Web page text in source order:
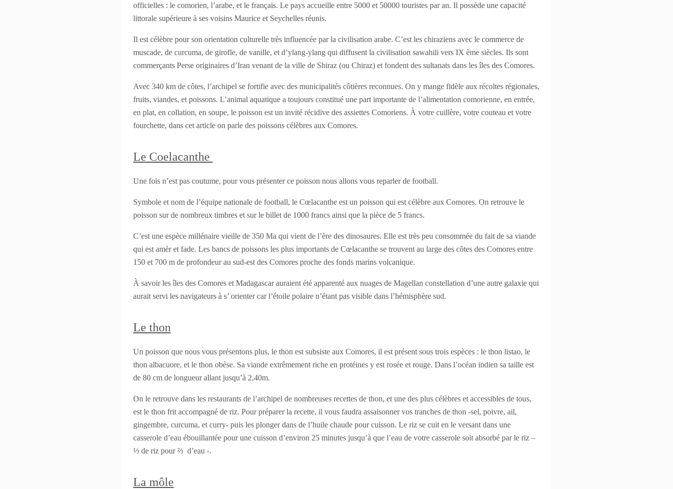
officielles : le comorien, l’arabe, et le français. Le pays accueille entre 5000 et 50000 touristes par an. Il possède une capacité
littorale supérieure à ses voisins Maurice et Seychelles réunis.
Il est célèbre pour son orientation culturelle très influencée par la civilisation arabe. C’est les chiraziens avec le commerce de
muscade, de curcuma, de girofle, de vanille, et d’ylang-ylang qui diffusent la civilisation sawahili vers IX ème siècles. Ils sont
commerçants Perse originaires d’Iran venant de la ville de Shiraz (ou Chiraz) et fondent des sultanats dans les îles des Comores.
Avec 340 km de côtes, l’archipel se fortifie avec des municipalités côtières reconnues. On y mange fidèle aux récoltes régionales,
fruits, viandes, et poissons. L’animal aquatique a toujours constitué une part importante de l’alimentation comorienne, en entrée,
en plat, en collation, en soupe, le poisson est un invité récidive des assiettes Comoriens. À votre cuillère, votre couteau et votre
fourchette, dans cet article on parle des poissons célèbres aux Comores.
Le Coelacanthe
Une fois n’est pas coutume, pour vous présenter ce poisson nous allons vous reparler de football.
Symbole et nom de l’équipe nationale de football, le Cœlacanthe est un poisson qui est célèbre aux Comores. On retrouve le
poisson sur de nombreux timbres et sur le billet de 1000 francs ainsi que la pièce de 5 francs.
C’est une espèce millénaire vieille de 350 Ma qui vient de l’ère des dinosaures. Elle est très peu consommée du fait de sa viande
qui est amèr et fade. Les bancs de poissons les plus importants de Cœlacanthe se trouvent au large des côtes des Comores entre
150 et 700 m de profondeur au sud-est des Comores proche des fonds marins volcanique.
À savoir les îles des Comores et Madagascar auraient été apparenté aux nuages de Magellan constellation d’une autre galaxie qui
aurait servi les navigateurs à s’ orienter car l’étoile polaire n’étant pas visible dans l’hémisphère sud.
Le thon
Un poisson que nous vous présentons plus, le thon est subsiste aux Comores, il est présent sous trois espèces : le thon listao, le
thon albacuore, et le thon obèse. Sa viande extrêmement riche en protéines y est rosée et rouge. Dans l’océan indien sa taille est
de 80 cm de longueur allant jusqu’à 2,40m.
On le retrouve dans les restaurants de l’archipel de nombreuses recettes de thon, et une des plus célèbres et accessibles de tous,
est le thon frit accompagné de riz. Pour préparer la recette, il vous faudra assaisonner vos tranches de thon -sel, poivre, ail,
gingembre, curcuma, et curry- puis les plonger dans de l’huile chaude pour cuisson. Le riz se cuit en le versant dans une
casserole d’eau ébouillantée pour une cuisson d’environ 25 minutes jusqu’à que l’eau de votre casserole soit absorbé par le riz –
⅓ de riz pour ⅔ d’eau -.
La môle